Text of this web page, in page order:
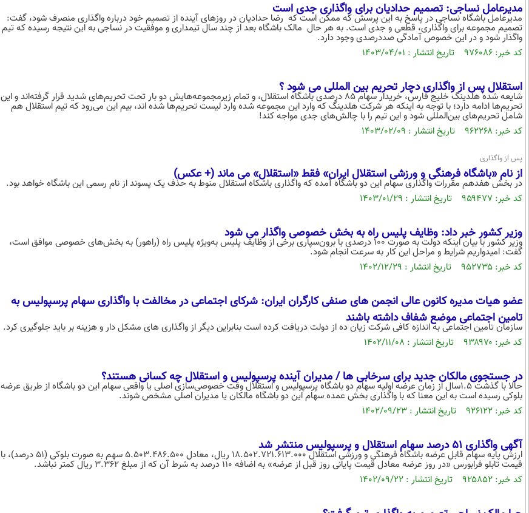
مدیرعامل نساجی: تصمیم حدادیان برای واگذاری جدی است
مدیرعامل باشگاه نساجی در پاسخ به این پرسش که ممکن است که رضا حدادیان در روز‌های آینده از تصمیم خود درباره واگذاری منصرف شود، گفت:
تصمیم مجموعه برای واگذاری، قطعی و جدی است. به هر حال مالک باشگاه بعد از چند سال تیمداری و موفقیت در نساجی به این نتیجه رسیده که تیم
واگذار شود و در این خصوص آمادگی صددرصدی وجود دارد.
کد خبر: ۹۷۶۰۸۶ تاریخ انتشار : ۱۴۰۳/۰۴/۰۱
استقلال پس از واگذاری دچار تحریم بین المللی می شود ؟
شایعه شده هلدینگ خلیج فارس، خریدار سهام ۸۵ درصدی باشگاه استقلال، و تمام زیرمجموعه‌هایش دو بار تحت تحریم‌های شدید قرار گرفته‌اند و این
تحریم‌ها ادامه دارد؛ با توجه به اینکه هر شرکت هلدینگ که وارد این مجموعه شده وارد لیست تحریم‌ها شده اند، بیم این می‌رود که تیم استقلال هم
شامل تحریم‌های بین‌المللی شود و این تیم را با چالش‌های جدی مواجه کند!
کد خبر: ۹۶۲۲۶۸ تاریخ انتشار : ۱۴۰۳/۰۲/۰۹
پس از واگذاری
از نام «باشگاه فرهنگی و ورزشی استقلال ایران» فقط «استقلال» می ماند (+ عکس)
در بخش هفدهم مقررات واگذاری سهام این دو باشگاه آمده که واگذاری باشکاه استقلال منوط به حذف یک پسوند از نام رسمی این باشگاه خواهد بود.
کد خبر: ۹۵۹۴۷۷ تاریخ انتشار : ۱۴۰۳/۰۱/۲۹
وزیر کشور خبر داد: وظایف پلیس راه به بخش خصوصی واگذار می شود
وزیر کشور با بیان اینکه دولت به صورت 100 درصدی با برون‌سپاری برخی از وظایف پلیس به‌ویژه پلیس راه (راهور) به بخش‌های خصوصی موافق است،
گفت: امیدواریم شرایط و مراحل این کار به سرعت انجام شود.
کد خبر: ۹۵۲۷۳۵ تاریخ انتشار : ۱۴۰۲/۱۲/۲۹
عضو هیات مدیره کانون عالی انجمن های صنفی کارگران ایران: شركای اجتماعی در مخالفت با واگذاری سهام پرسپوليس به
تامين اجتماعی موضع شفاف داشته باشند
سازمان تامین اجتماعی به اندازه كافی شركت زیان ده از دولت دریافت كرده است بنابراین دیگر از واگذاری های مشكل دار و هزینه بر باید جلوگیری كرد.
کد خبر: ۹۳۸۹۷۰ تاریخ انتشار : ۱۴۰۲/۱۱/۰۸
در جستجوی مالکان جدید برای سرخابی ها / مدیران آینده پرسپولیس و استقلال چه کسانی هستند؟
حالا با گذشت ۱.۵سال از زمان عرضه اولیه سهام دو باشگاه پرسپولیس و استقلال وقت خصوصی‌سازی‌ اصلی یا واقعی سهام این دو باشگاه از طریق عرضه
بلوکی رسیده است به این معنا که با واگذاری بخش عمده سهام این دو باشگاه مالکان یا مدیران اصلی مشخص شوند.
کد خبر: ۹۲۶۱۲۲ تاریخ انتشار : ۱۴۰۲/۰۹/۲۳
آگهی واگذاری ۵۱ درصد سهام استقلال و پرسپولیس منتشر شد
ارزش پایه سهام قابل عرضه باشگاه فرهنگی و ورزشی استقلال ۱۸.۵۰۲.۷۲۱.۶۱۳.۰۰۰ ریال، معادل ۵.۵۰۳.۴۸۶.۵۰۰ سهم به صورت بلوکی (۵۱ درصد)، با
قیمت تابلو فرابورس «در روز عرضه معادل قیمت پایانی روز قبل از عرضه» به اضافه ۱۱۰ درصد به شرط آن که از مبلغ ۳.۳۶۲ ریال کمتر نباشد.
کد خبر: ۹۲۵۸۵۲ تاریخ انتشار : ۱۴۰۲/۰۹/۲۲